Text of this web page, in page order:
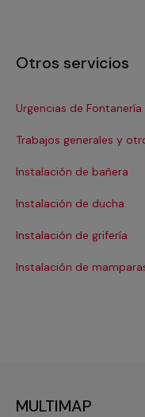
Otros servicios
Urgencias de Fontanería
Trabajos generales y
Instalación de bañera
Instalación de ducha
Instalación de grifería
Instalación de
MULTIMAP